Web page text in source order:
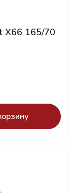
X66 165/70